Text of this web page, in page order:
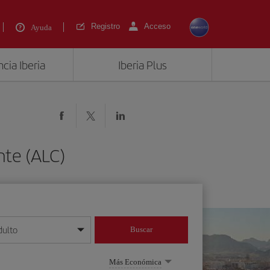
Ayuda Registro Acceso
Iberia Iberia Plus
(ALC)
mes/año
Buscar
Más Económica